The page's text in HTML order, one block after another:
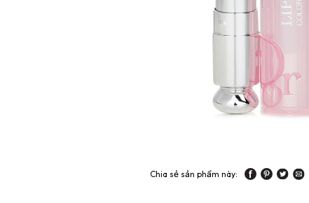
Chia sẻ sản phẩm này: